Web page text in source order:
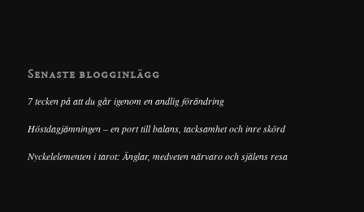
Senaste blogginlägg
7 tecken på att du går igenom en andlig förändring
Höstdagjämningen – en port till balans, tacksamhet och inre skörd
Nyckelelementen i tarot: Änglar, medveten närvaro och själens resa